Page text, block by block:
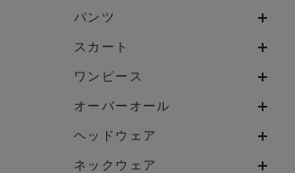
パンツ
スカート
ワンピース
オーバーオール
ヘッドウェア
ネックウェア